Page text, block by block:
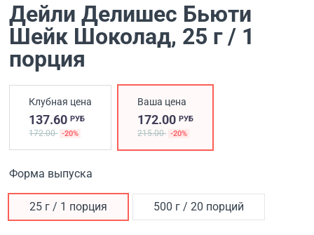
Дейли Делишес Бьюти
Шейк Шоколад, 25 г / 1
порция
Клубная цена
137.60 РУБ
172.00 -20%
Ваша цена
172.00РУБ
215.00 -20%
Форма выпуска
25 г / 1 порция 500 г / 20 порций